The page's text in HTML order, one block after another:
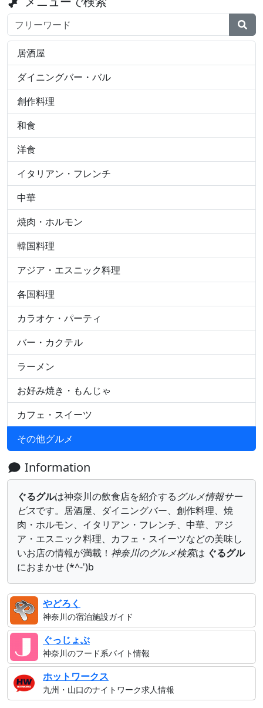
検索ワード
居酒屋
ダイニングバー・バル
創作料理
和食
洋食
イタリアン・フレンチ
中華
焼肉・ホルモン
韓国料理
アジア・エスニック料理
各国料理
カラオケ・パーティ
バー・カクテル
ラーメン
お好み焼き・もんじゃ
カフェ・スイーツ
その他グルメ
Information
ぐるグルは神奈川の飲食店を紹介する グルメ情報サー
ビスです。居酒屋、ダイニングバー、創作料理、焼
肉・ホルモン、イタリアン・フレンチ、中華、アジ
ア・エスニック料理、カフェ・スイーツなどの美味し
いお店の情報が満載！ 神奈川のグルメ検索は ぐるグル
におまかせ (*^-')b
やどろく
神奈川の宿泊施設ガイド
ぐっじょぶ
神奈川のフード系バイト情報
ホットワークス
九州・山口のナイトワーク求人情報